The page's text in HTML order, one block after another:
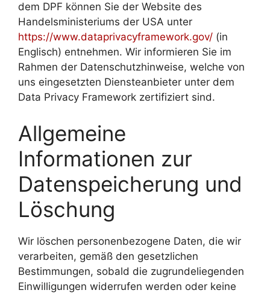
dem DPF können Sie der Website des
Handelsministeriums der USA unter
https://www.dataprivacyframework.gov/ (in
Englisch) entnehmen. Wir informieren Sie im
Rahmen der Datenschutzhinweise, welche von
uns eingesetzten Diensteanbieter unter dem
Data Privacy Framework zertifiziert sind.
Allgemeine
Informationen zur
Datenspeicherung und
Löschung
Wir löschen personenbezogene Daten, die wir
verarbeiten, gemäß den gesetzlichen
Bestimmungen, sobald die zugrundeliegenden
Einwilligungen widerrufen werden oder keine